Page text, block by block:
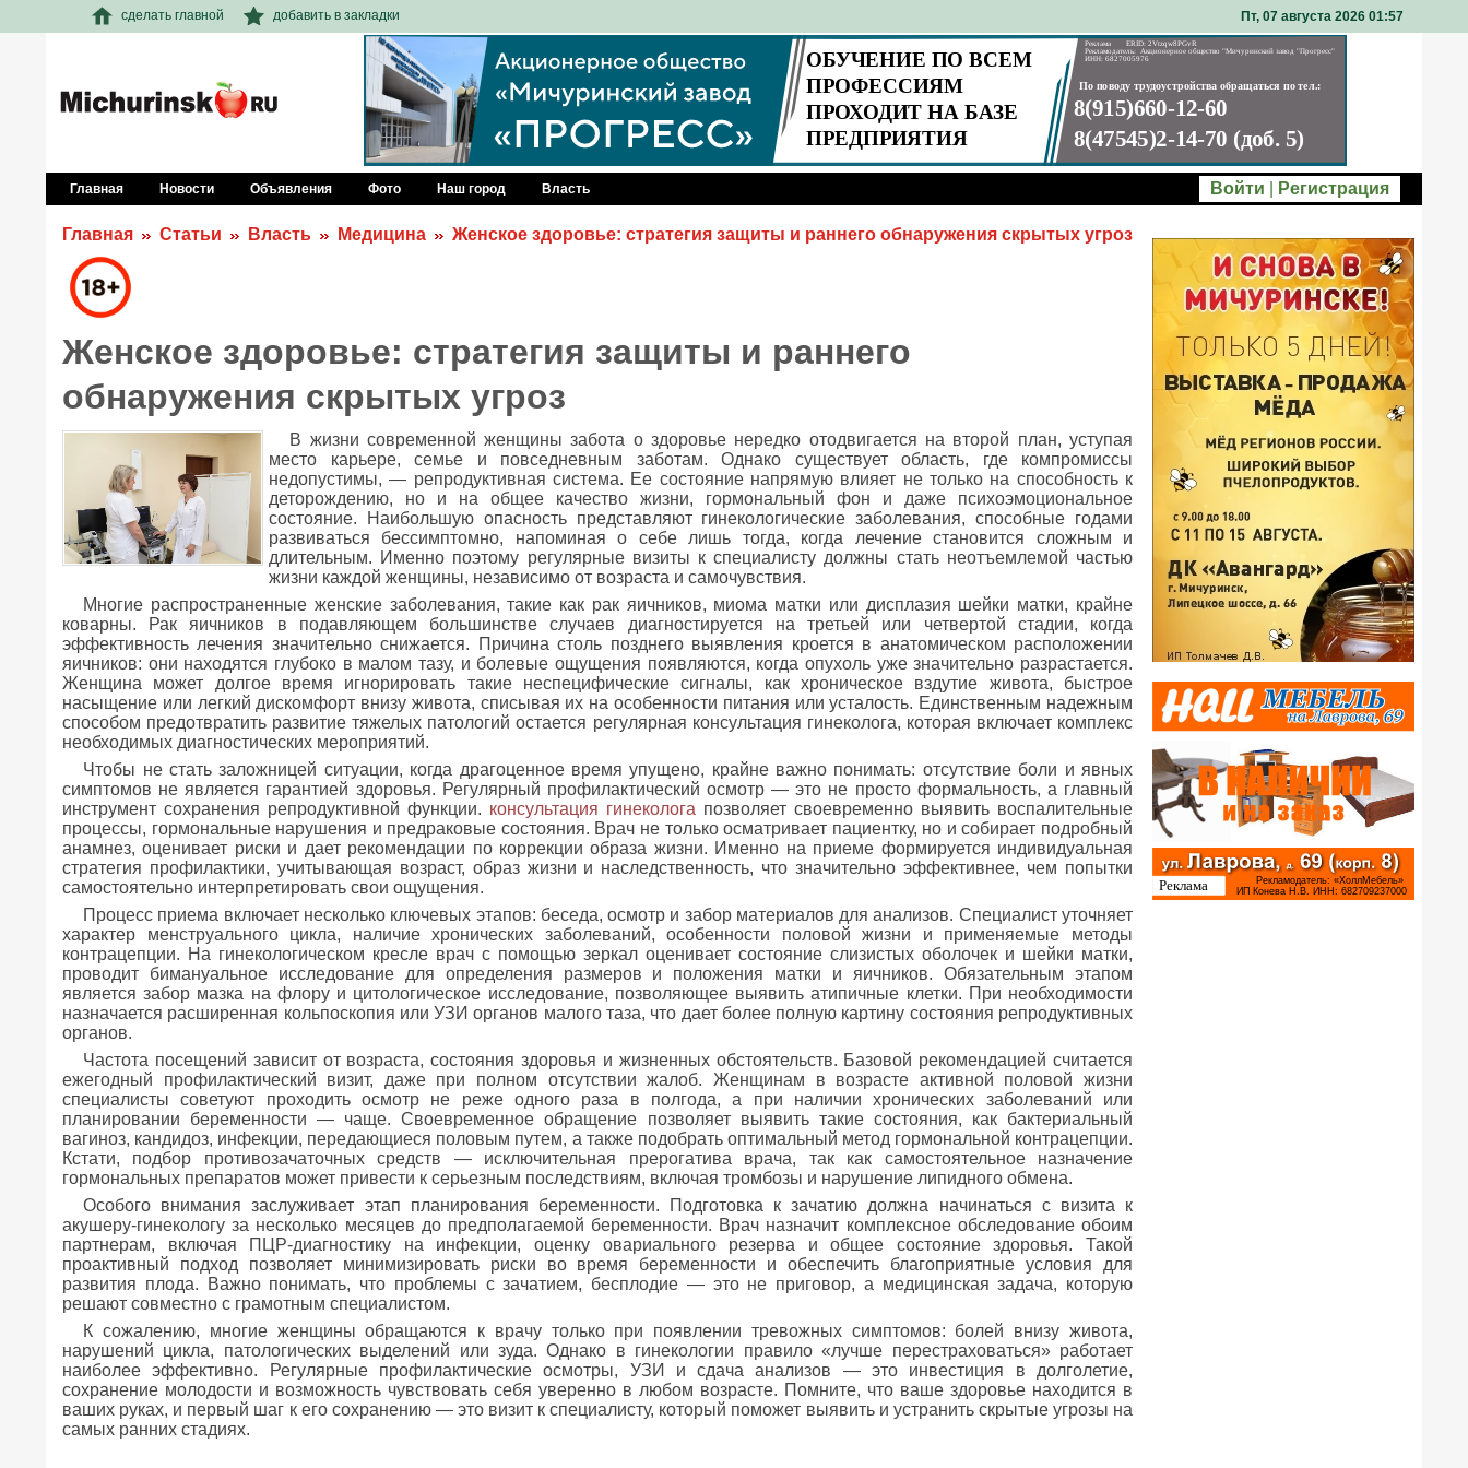
сделать главной добавить в закладки Пт, 07 августа 2026 01 57
Главная Новости Объявления Фото Наш город Власть Войти Регистрация
Главная Статьи Власть Медицина Женское здоровье: стратегия защиты и раннего обнаружения скрытых угроз
Женское здоровье: стратегия защиты и раннего
обнаружения скрытых угроз
В жизни современной женщины забота о здоровье нередко отодвигается на второй план, уступая
место карьере, семье и повседневным заботам. Однако существует область, где компромиссы
недопустимы, — репродуктивная система. Ее состояние напрямую влияет не только на способность к
деторождению, но и на общее качество жизни, гормональный фон и даже психоэмоциональное
состояние. Наибольшую опасность представляют гинекологические заболевания, способные годами
развиваться бессимптомно, напоминая о себе лишь тогда, когда лечение становится сложным и
длительным. Именно поэтому регулярные визиты к специалисту должны стать неотъемлемой частью
жизни каждой женщины, независимо от возраста и самочувствия.
Многие распространенные женские заболевания, такие как рак яичников, миома матки или дисплазия шейки матки, крайне
коварны. Рак яичников в подавляющем большинстве случаев диагностируется на третьей или четвертой стадии, когда
эффективность лечения значительно снижается. Причина столь позднего выявления кроется в анатомическом расположении
яичников: они находятся глубоко в малом тазу, и болевые ощущения появляются, когда опухоль уже значительно разрастается.
Женщина может долгое время игнорировать такие неспецифические сигналы, как хроническое вздутие живота, быстрое
насыщение или легкий дискомфорт внизу живота, списывая их на особенности питания или усталость. Единственным надежным
способом предотвратить развитие тяжелых патологий остается регулярная консультация гинеколога, которая включает комплекс
необходимых диагностических мероприятий.
Чтобы не стать заложницей ситуации, когда драгоценное время упущено, крайне важно понимать: отсутствие боли и явных
симптомов не является гарантией здоровья. Регулярный профилактический осмотр — это не просто формальность, а главный
инструмент сохранения репродуктивной функции. консультация гинеколога позволяет своевременно выявить воспалительные
процессы, гормональные нарушения и предраковые состояния. Врач не только осматривает пациентку, но и собирает подробный
анамнез, оценивает риски и дает рекомендации по коррекции образа жизни. Именно на приеме формируется индивидуальная
стратегия профилактики, учитывающая возраст, образ жизни и наследственность, что значительно эффективнее, чем попытки
самостоятельно интерпретировать свои ощущения.
Процесс приема включает несколько ключевых этапов: беседа, осмотр и забор материалов для анализов. Специалист уточняет
характер менструального цикла, наличие хронических заболеваний, особенности половой жизни и применяемые методы
контрацепции. На гинекологическом кресле врач с помощью зеркал оценивает состояние слизистых оболочек и шейки матки,
проводит бимануальное исследование для определения размеров и положения матки и яичников. Обязательным этапом
является забор мазка на флору и цитологическое исследование, позволяющее выявить атипичные клетки. При необходимости
назначается расширенная кольпоскопия или УЗИ органов малого таза, что дает более полную картину состояния репродуктивных
органов.
Частота посещений зависит от возраста, состояния здоровья и жизненных обстоятельств. Базовой рекомендацией считается
ежегодный профилактический визит, даже при полном отсутствии жалоб. Женщинам в возрасте активной половой жизни
специалисты советуют проходить осмотр не реже одного раза в полгода, а при наличии хронических заболеваний или
планировании беременности — чаще. Своевременное обращение позволяет выявить такие состояния, как бактериальный
вагиноз, кандидоз, инфекции, передающиеся половым путем, а также подобрать оптимальный метод гормональной контрацепции.
Кстати, подбор противозачаточных средств — исключительная прерогатива врача, так как самостоятельное назначение
гормональных препаратов может привести к серьезным последствиям, включая тромбозы и нарушение липидного обмена.
Особого внимания заслуживает этап планирования беременности. Подготовка к зачатию должна начинаться с визита к
акушеру-гинекологу за несколько месяцев до предполагаемой беременности. Врач назначит комплексное обследование обоим
партнерам, включая ПЦР-диагностику на инфекции, оценку овариального резерва и общее состояние здоровья. Такой
проактивный подход позволяет минимизировать риски во время беременности и обеспечить благоприятные условия для
развития плода. Важно понимать, что проблемы с зачатием, бесплодие — это не приговор, а медицинская задача, которую
решают совместно с грамотным специалистом.
К сожалению, многие женщины обращаются к врачу только при появлении тревожных симптомов: болей внизу живота,
нарушений цикла, патологических выделений или зуда. Однако в гинекологии правило «лучше перестраховаться» работает
наиболее эффективно. Регулярные профилактические осмотры, УЗИ и сдача анализов — это инвестиция в долголетие,
сохранение молодости и возможность чувствовать себя уверенно в любом возрасте. Помните, что ваше здоровье находится в
ваших руках, и первый шаг к его сохранению — это визит к специалисту, который поможет выявить и устранить скрытые угрозы на
самых ранних стадиях.